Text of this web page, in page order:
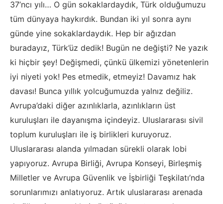
37’ncı yılı… O gün sokaklardaydık, Türk olduğumuzu
tüm dünyaya haykırdık. Bundan iki yıl sonra aynı
günde yine sokaklardaydık. Hep bir ağızdan
buradayız, Türk’üz dedik! Bugün ne değişti? Ne yazık
ki hiçbir şey! Değişmedi, çünkü ülkemizi yönetenlerin
iyi niyeti yok! Pes etmedik, etmeyiz! Davamız hak
davası! Bunca yıllık yolcuğumuzda yalnız değiliz.
Avrupa’daki diğer azınlıklarla, azınlıkların üst
kuruluşları ile dayanışma içindeyiz. Uluslararası sivil
toplum kuruluşları ile iş birlikleri kuruyoruz.
Uluslararası alanda yılmadan sürekli olarak lobi
yapıyoruz. Avrupa Birliği, Avrupa Konseyi, Birleşmiş
Milletler ve Avrupa Güvenlik ve İşbirliği Teşkilatı’nda
sorunlarımızı anlatıyoruz. Artık uluslararası arenada